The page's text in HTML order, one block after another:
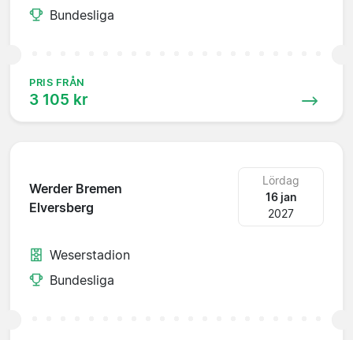
Bundesliga
PRIS FRÅN
3 105 kr
Werder Bremen
Elversberg
Lördag
16 jan
2027
Weserstadion
Bundesliga